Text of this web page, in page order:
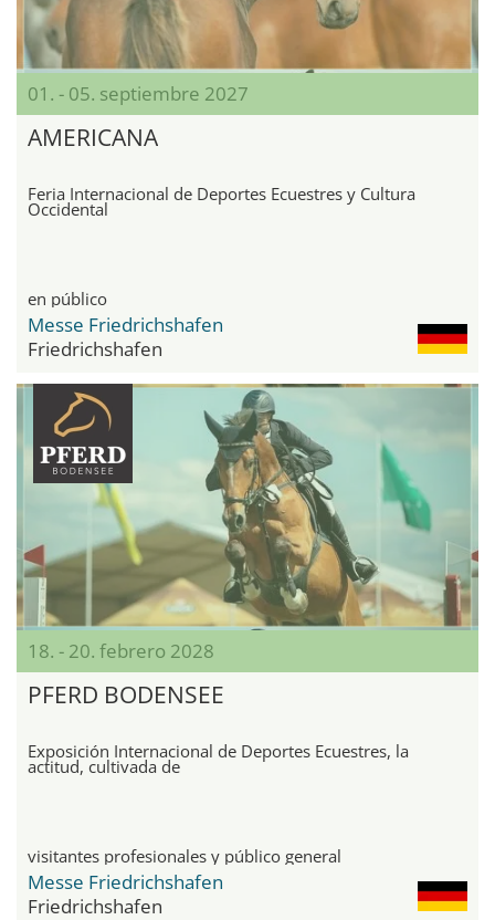
01. - 05. septiembre 2027
AMERICANA
Feria Internacional de Deportes Ecuestres y Cultura
Occidental
en público
Messe Friedrichshafen
Friedrichshafen
18. - 20. febrero 2028
PFERD BODENSEE
Exposición Internacional de Deportes Ecuestres, la
actitud, cultivada de
visitantes profesionales y público general
Messe Friedrichshafen
Friedrichshafen